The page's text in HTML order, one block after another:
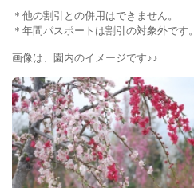
＊他の割引との併用はできません。
＊年間パスポートは割引の対象外です。
画像は、園内のイメージです♪♪